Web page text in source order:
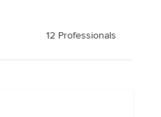
12 Professionals